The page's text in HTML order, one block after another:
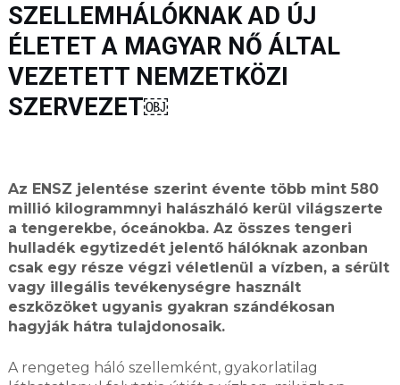
SZELLEMHÁLÓKNAK AD ÚJ
ÉLETET A MAGYAR NŐ ÁLTAL
VEZETETT NEMZETKÖZI
SZERVEZET￼
Az ENSZ jelentése szerint évente több mint 580
millió kilogrammnyi halászháló kerül világszerte
a tengerekbe, óceánokba. Az összes tengeri
hulladék egytizedét jelentő hálóknak azonban
csak egy része végzi véletlenül a vízben, a sérült
vagy illegális tevékenységre használt
eszközöket ugyanis gyakran szándékosan
hagyják hátra tulajdonosaik.
A rengeteg háló szellemként, gyakorlatilag